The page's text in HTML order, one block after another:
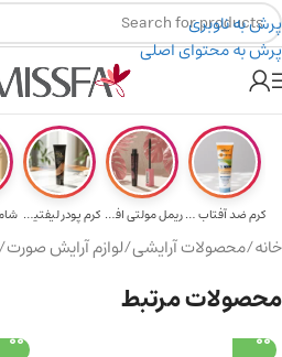
پرش به ناوبری
پرش به محتوای اصلی
هدیه برای خرید های بالای ۵ میلیون تومن
کرم ضد آفتاب حا... ریمل مولتی افکت... کرم پودر لیفتین...
خانه/محصولات آرایشی/لوازم آرایش صورت/
محصولات مرتبط